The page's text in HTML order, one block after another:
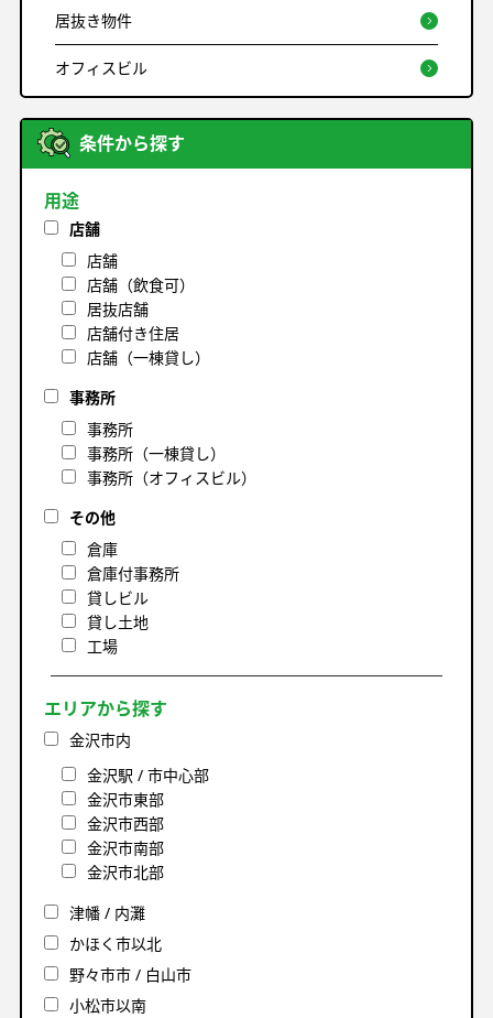
居抜き物件
オフィスビル
条件から探す
用途
店舗
店舗
店舗（飲食可）
居抜店舗
店舗付き住居
店舗（一棟貸し）
事務所
事務所
事務所（一棟貸し）
事務所（オフィスビル）
その他
倉庫
倉庫付事務所
貸しビル
貸し土地
工場
エリアから探す
金沢市内
金沢駅 / 市中心部
金沢市東部
金沢市西部
金沢市南部
金沢市北部
津幡 / 内灘
かほく市以北
野々市市 / 白山市
小松市以南